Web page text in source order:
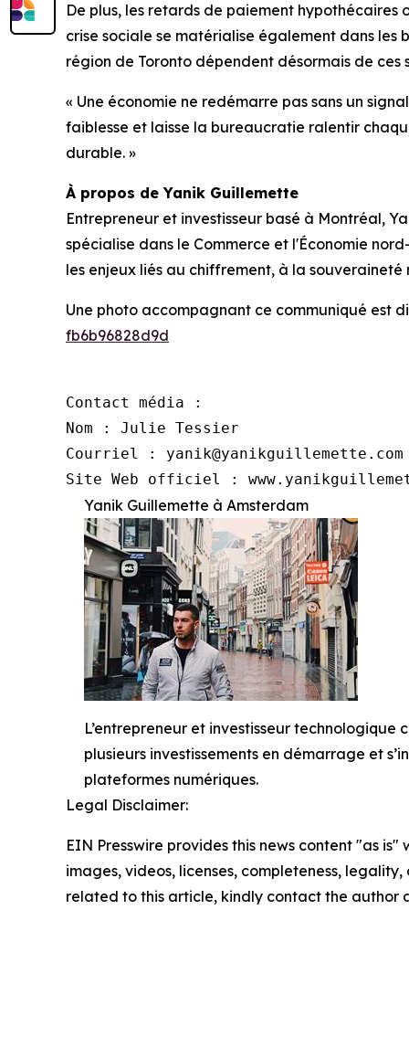
De plus, les retards de paiement hypothécaires
crise sociale se matérialise également dans
région de Toronto dépendent désormais de ces
« Une économie ne redémarre pas sans un
faiblesse et laisse la bureaucratie ralentir
durable. »
À propos de Yanik Guillemette
Entrepreneur et investisseur basé à Montréal,
spécialise dans le Commerce et l'Économie
les enjeux liés au chiffrement, à la
Une photo accompagnant ce communiqué est
fb6b96828d9d
Contact média :
Nom : Julie Tessier
Courriel : yanik@yanikguillemette.com
Site Web officiel :
Yanik Guillemette à Amsterdam
L’entrepreneur et investisseur
plusieurs investissements en démarrage et
plateformes numériques.
Legal Disclaimer:
EIN Presswire provides this news content "as
images, videos, licenses, completeness,
related to this article, kindly contact the author